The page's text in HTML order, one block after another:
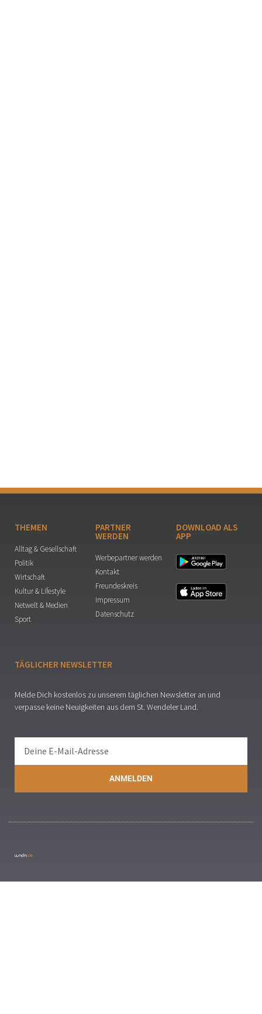
THEMEN
Alltag & Gesellschaft
Politik
Wirtschaft
Kultur & Lifestyle
Netwelt & Medien
Sport
PARTNER
WERDEN
Werbepartner werden
Kontakt
Freundeskreis
Impressum
Datenschutz
DOWNLOAD ALS
APP
TÄGLICHER NEWSLETTER
Melde Dich kostenlos zu unserem täglichen Newsletter an und
verpasse keine Neuigkeiten aus dem St. Wendeler Land.
ANMELDEN